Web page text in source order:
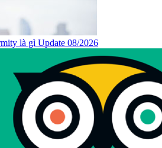
là gì Update 08/2026